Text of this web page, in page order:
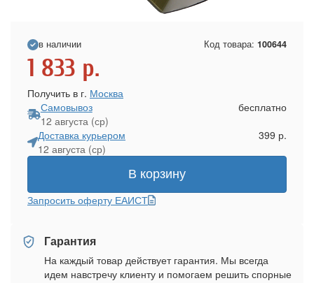
в наличии Код товара: 100644
1 833 р.
Получить в г. Москва
Самовывоз
12 августа (ср)
бесплатно
Доставка курьером
12 августа (ср)
399 р.
В корзину
Запросить оферту ЕАИСТ
Гарантия
На каждый товар действует гарантия. Мы всегда
идем навстречу клиенту и помогаем решить спорные